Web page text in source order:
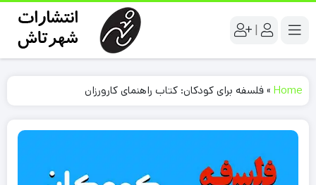
|
Home
»فلسفه برای کودکان: کتاب راهنمای کارورزان